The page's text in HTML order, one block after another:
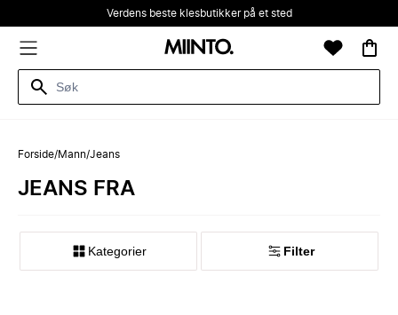
Verdens beste klesbutikker på et sted
Forside/Mann/Jeans
JEANS FRA
Kategorier Filter